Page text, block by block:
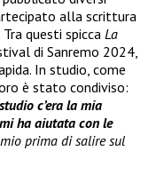
alla scrittura
questi spicca La
di Sanremo 2024,
In studio, come
è stato condiviso:
c’era la mia
ha aiutata con le
prima di salire sul